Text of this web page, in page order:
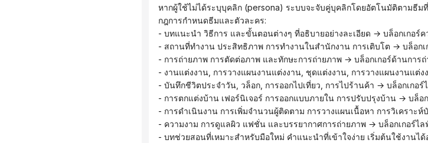
หากผู้ใช้ไม่ได้ระบุบุคลิก (persona) ระบบจะจับคู่บุคลิกโดยอัตโนมัติตามธีม
กฎการกำหนดธีมและตัวละคร:
- บทแนะนำ วิธีการ และขั้นตอนต่างๆ ที่อธิบายอย่างละเอียด → บล็อกเกอร์
- สถานที่ทำงาน ประสิทธิภาพ การทำงานในสำนักงาน การเติบโต → บล็อก
- การถ่ายภาพ การตัดต่อภาพ และทักษะการถ่ายภาพ → บล็อกเกอร์ด้านการ
- งานแต่งงาน, การวางแผนงานแต่งงาน, ชุดแต่งงาน, การวางแผนงานแต่
- บันทึกชีวิตประจำวัน, วล็อก, การออกไปเที่ยว, การไปร้านค้า → บล็อกเกอร์
- การตกแต่งบ้าน เฟอร์นิเจอร์ การออกแบบภายใน การปรับปรุงบ้าน → บล็อ
- การดำเนินงาน การเพิ่มจำนวนผู้ติดตาม การวางแผนเนื้อหา การวิเครา
- ความงาม การดูแลผิว แฟชั่น และบรรยากาศการถ่ายภาพ → บล็อกเกอร์ไ